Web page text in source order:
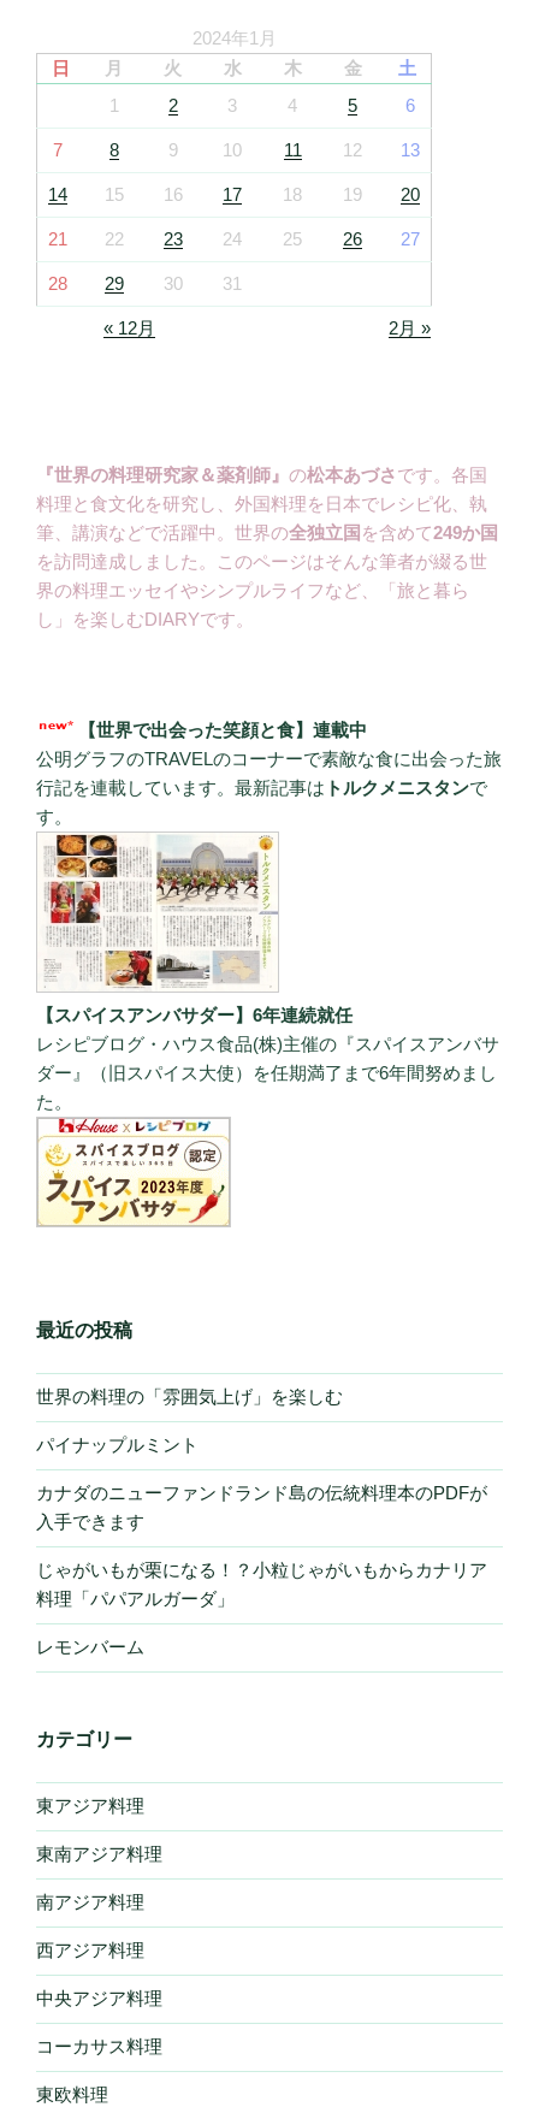
2024年1月
日
月 火 水 木 金
土
1
2 3 4 5 6
7 8 9 10 11 12 13
14 15 16 17 18 19 20
21 22 23 24 25 26 27
28 29 30 31
« 12月 2月 »
『世界の料理研究家＆薬剤師』 の松本あづさです。各国
料理と食文化を研究し、外国料理を日本でレシピ化、執
筆、講演などで活躍中。世界の全独立国 を含めて249か国
を訪問達成しました。このページはそんな筆者が綴る世
界の料理エッセイやシンプルライフなど、「旅と暮ら
し」を楽しむDIARYです。
【世界で出会った笑顔と食】連載中
公明グラフのTRAVELのコーナーで素敵な食に出会った旅
行記を連載しています。最新記事は トルクメニスタンで
す。
【スパイスアンバサダー】6年連続就任
レシピブログ・ハウス食品(株)主催の『スパイスアンバサ
ダー』（旧スパイス大使）を任期満了まで6年間努めまし
た。
最近の投稿
世界の料理の「雰囲気上げ」を楽しむ
パイナップルミント
カナダのニューファンドランド島の伝統料理本のPDFが
入手できます
じゃがいもが栗になる！？小粒じゃがいもからカナリア
料理「パパアルガーダ」
レモンバーム
カテゴリー
東アジア料理
東南アジア料理
南アジア料理
西アジア料理
中央アジア料理
コーカサス料理
東欧料理